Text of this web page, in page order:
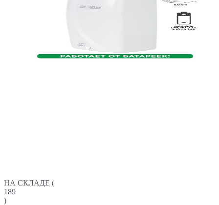
НА СКЛАДЕ (
189
)